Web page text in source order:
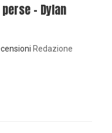
- Dylan
Redazione